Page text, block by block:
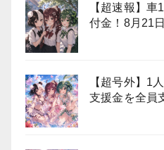
【超速報】
付金！8月21
【超号外】1
支援金を全員